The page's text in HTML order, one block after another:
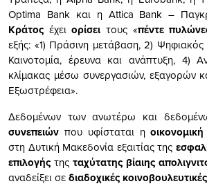
Optima Bank και η Attica Bank –
Κράτος έχειορίσει τους «πέντε
εξής: «1) Πράσινη μετάβαση, 2) Ψηφιακός
Καινοτομία, έρευνα και ανάπτυξη, 4)
κλίμακας μέσω συνεργασιών, εξαγορών
Εξωστρέφεια».
Δεδομένων των ανωτέρω και
συνεπειών που υφίσταται ηοικονομική
στη Δυτική Μακεδονία εξαιτίας της
επιλογής της ταχύτατης βίαιης
αναδείξει σεδιαδοχικές